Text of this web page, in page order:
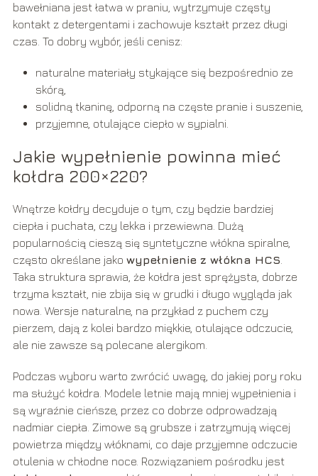
bawełniana jest łatwa w praniu, wytrzymuje częsty
kontakt z detergentami i zachowuje kształt przez długi
czas. To dobry wybór, jeśli cenisz:
naturalne materiały stykające się bezpośrednio ze
skórą,
solidną tkaninę, odporną na częste pranie i suszenie,
przyjemne, otulające ciepło w sypialni.
Jakie wypełnienie powinna mieć
kołdra 200×220?
Wnętrze kołdry decyduje o tym, czy będzie bardziej
ciepła i puchata, czy lekka i przewiewna. Dużą
popularnością cieszą się syntetyczne włókna spiralne,
często określane jako wypełnienie z włókna HCS
Taka struktura sprawia, że kołdra jest sprężysta, dobrze
trzyma kształt, nie zbija się w grudki i długo wygląda jak
nowa. Wersje naturalne, na przykład z puchem czy
pierzem, dają z kolei bardzo miękkie, otulające odczucie,
ale nie zawsze są polecane alergikom.
Podczas wyboru warto zwrócić uwagę, do jakiej pory roku
ma służyć kołdra. Modele letnie mają mniej wypełnienia i
są wyraźnie cieńsze, przez co dobrze odprowadzają
nadmiar ciepła. Zimowe są grubsze i zatrzymują więcej
powietrza między włóknami, co daje przyjemne odczucie
otulenia w chłodne noce. Rozwiązaniem pośrodku jest